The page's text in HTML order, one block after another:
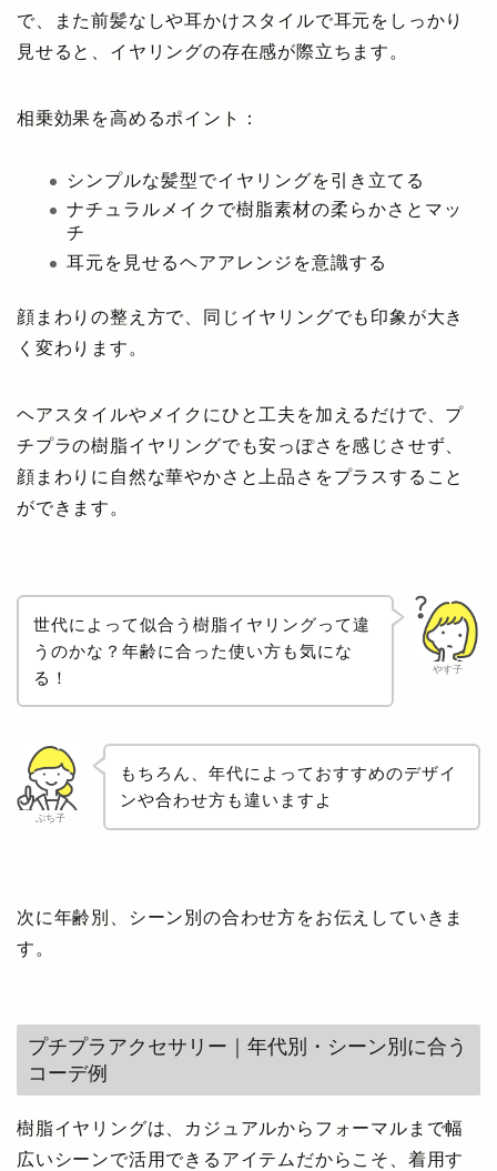
で、また前髪なしや耳かけスタイルで耳元をしっかり
見せると、イヤリングの存在感が際立ちます。
相乗効果を高めるポイント：
シンプルな髪型でイヤリングを引き立てる
ナチュラルメイクで樹脂素材の柔らかさとマッ
チ
耳元を見せるヘアアレンジを意識する
顔まわりの整え方で、同じイヤリングでも印象が大き
く変わります。
ヘアスタイルやメイクにひと工夫を加えるだけで、プ
チプラの樹脂イヤリングでも安っぽさを感じさせず、
顔まわりに自然な華やかさと上品さをプラスすること
ができます。
やす子
世代によって似合う樹脂イヤリングって違
うのかな？年齢に合った使い方も気にな
る！
ぷち子
もちろん、年代によっておすすめのデザイ
ンや合わせ方も違いますよ
次に年齢別、シーン別の合わせ方をお伝えしていきま
す。
プチプラアクセサリー｜年代別・シーン別に合う
コーデ例
樹脂イヤリングは、カジュアルからフォーマルまで幅
広いシーンで活用できるアイテムだからこそ、着用す